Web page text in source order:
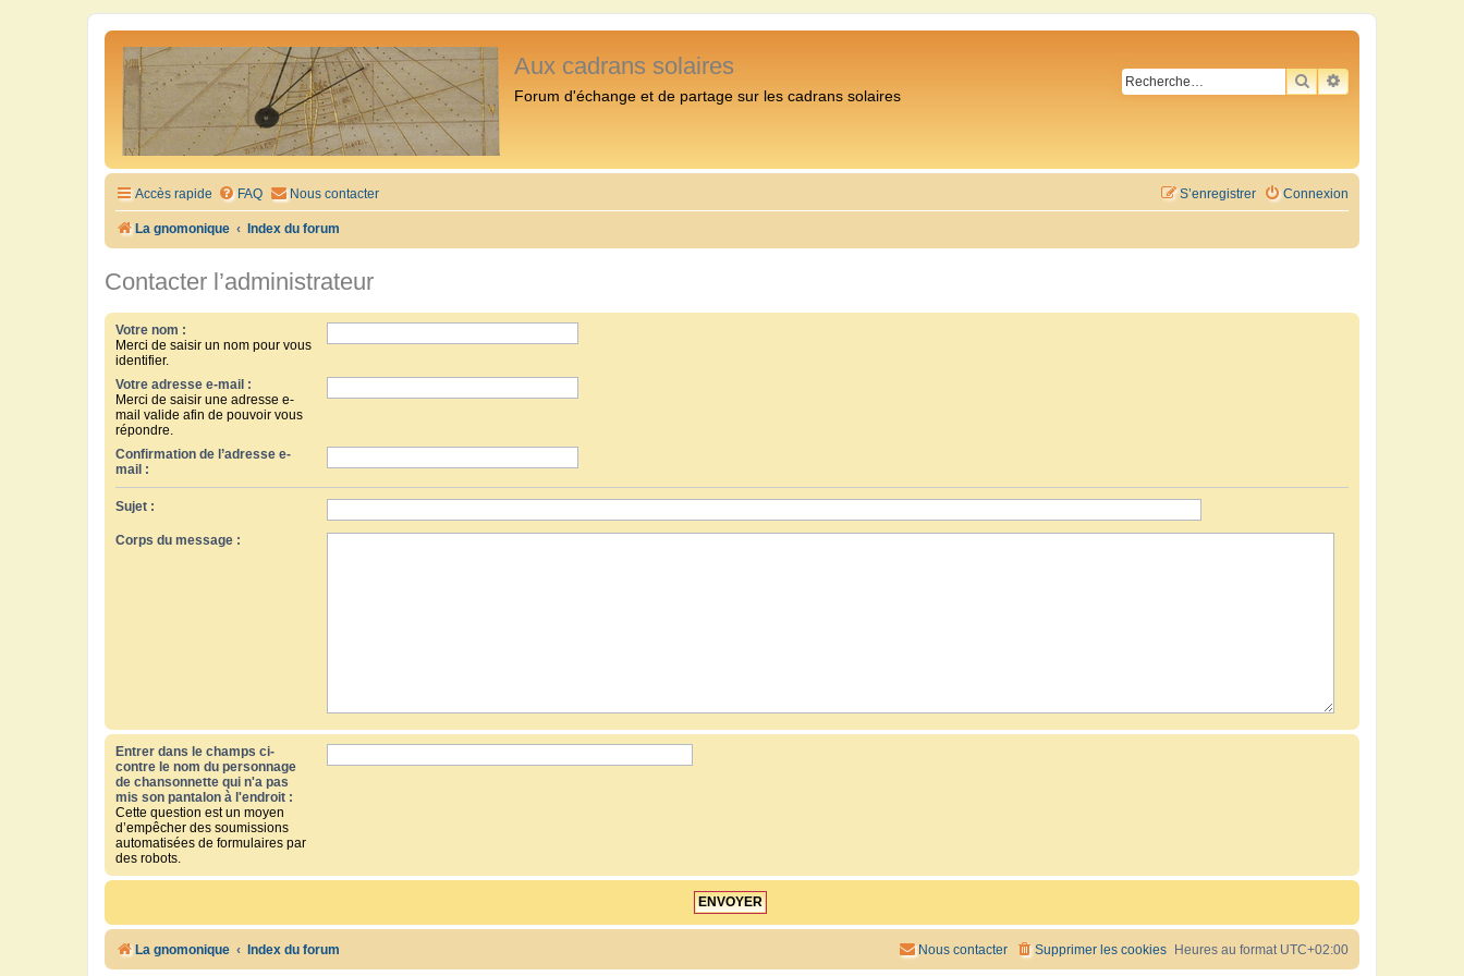
Aux cadrans solaires
Forum d'échange et de partage sur les cadrans solaires
RECHERCHER
RECHERCHE
Accès rapide FAQ Nous contacter Connexion
S’enregistrer
La gnomonique Index du forum
Contacter l’administrateur
Votre nom :
Merci de saisir un nom pour vous
identifier.
Votre adresse e-mail :
Merci de saisir une adresse e-
mail valide afin de pouvoir vous
répondre.
Confirmation de l’adresse e-
mail :
Sujet :
Corps du message :
Entrer dans le champs ci-
contre le nom du personnage
de chansonnette qui n'a pas
mis son pantalon à l'endroit :
Cette question est un moyen
d’empêcher des soumissions
automatisées de formulaires par
des robots.
La gnomonique Index du forum Heures au format UTC+02:00
Supprimer les cookies
Nous contacter